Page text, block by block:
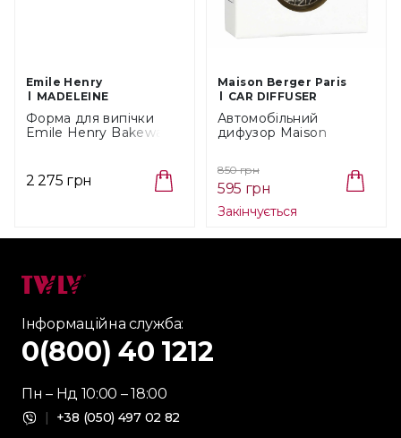
Emile Henry
MADELEINE
Форма для випічки
Emile Henry Bakeware
2 275 грн
Maison Berger Paris
CAR DIFFUSER
Автомобільний
дифузор Maison
850 грн
595 грн
Закінчується
Інформаційна служба:
0(800) 40 1212
Пн – Нд 10:00 – 18:00
+38 (050) 497 02 82